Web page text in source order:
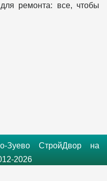
ремонта: все, чтобы
Зуево СтройДвор на
2026